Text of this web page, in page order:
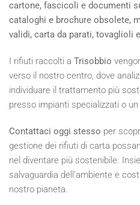
cartone, fascicoli e documenti
cataloghi e brochure obsolete,
validi, carta da parati, tovaglioli
I rifiuti raccolti a Trisobbio
verso il nostro centro, dove
individuare il trattamento più
presso impianti specializzati o
Contattaci oggi stesso per
gestione dei rifiuti di carta
nel diventare più sostenibile.
salvaguardia dell'ambiente e
nostro pianeta.